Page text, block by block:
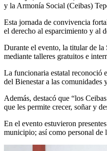
y la Armonía Social (Ceibas)
Esta jornada de convivencia
el derecho al esparcimiento y al
Durante el evento, la titular de la
mediante talleres gratuitos e
La funcionaria estatal reconoció
del Bienestar a las
Además, destacó que “los
que les permite crecer, soñar y
En el evento estuvieron
municipio; así como personal de